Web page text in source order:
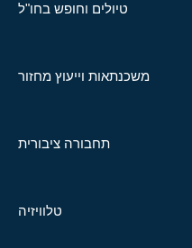
טיולים וחופש בחו"ל
משכנתאות וייעוץ מחזור
תחבורה ציבורית
טלוויזיה